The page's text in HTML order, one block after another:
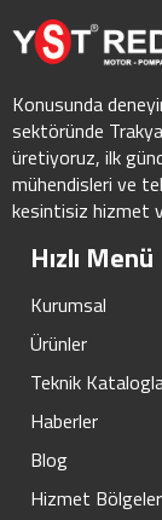
Konusunda
sektöründe
üretiyoruz, ilk
mühendisleri ve
kesintisiz hizmet
Hızlı Menü
Kurumsal
Ürünler
Teknik
Haberler
Blog
Hizmet